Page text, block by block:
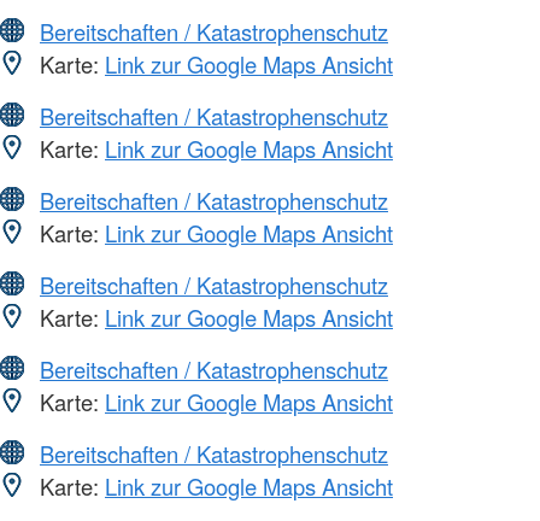
Bereitschaften / Katastrophenschutz
Karte: Link zur Google Maps Ansicht
Bereitschaften / Katastrophenschutz
Karte: Link zur Google Maps Ansicht
Bereitschaften / Katastrophenschutz
Karte: Link zur Google Maps Ansicht
Bereitschaften / Katastrophenschutz
Karte: Link zur Google Maps Ansicht
Bereitschaften / Katastrophenschutz
Karte: Link zur Google Maps Ansicht
Bereitschaften / Katastrophenschutz
Karte: Link zur Google Maps Ansicht